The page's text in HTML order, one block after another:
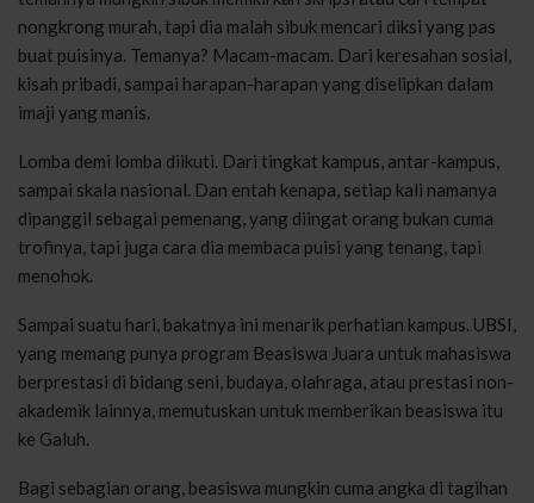
nongkrong murah, tapi dia malah sibuk mencari diksi yang pas
buat puisinya. Temanya? Macam-macam. Dari keresahan sosial,
kisah pribadi, sampai harapan-harapan yang diselipkan dalam
imaji yang manis.
Lomba demi lomba diikuti. Dari tingkat kampus, antar-kampus,
sampai skala nasional. Dan entah kenapa, setiap kali namanya
dipanggil sebagai pemenang, yang diingat orang bukan cuma
trofinya, tapi juga cara dia membaca puisi yang tenang, tapi
menohok.
Sampai suatu hari, bakatnya ini menarik perhatian kampus. UBSI,
yang memang punya program Beasiswa Juara untuk mahasiswa
berprestasi di bidang seni, budaya, olahraga, atau prestasi non-
akademik lainnya, memutuskan untuk memberikan beasiswa itu
ke Galuh.
Bagi sebagian orang, beasiswa mungkin cuma angka di tagihan